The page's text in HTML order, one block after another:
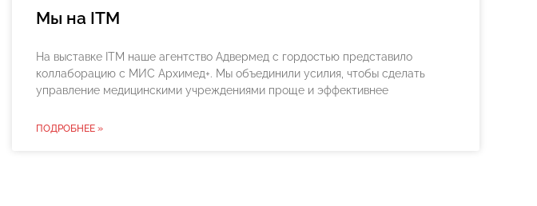
Мы на ITM
На выставке ITM наше агентство Адвермед с гордостью представило
коллаборацию с МИС Архимед+. Мы объединили усилия, чтобы сделать
управление медицинскими учреждениями проще и эффективнее
ПОДРОБНЕЕ »